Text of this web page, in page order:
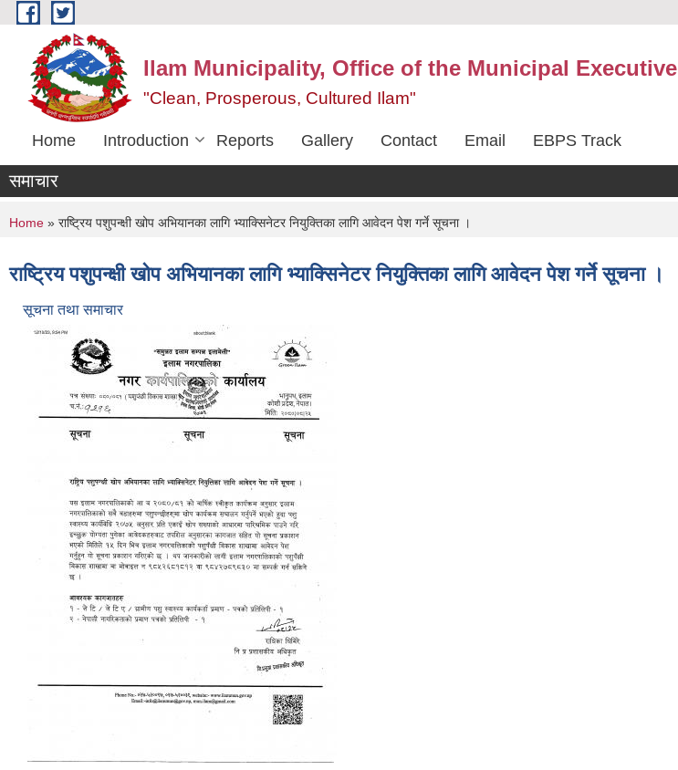
Skip to main content
Ilam Municipality, Office of the Municipal Executive
"Clean, Prosperous, Cultured Ilam"
Home Introduction Reports Gallery Contact Email EBPS Track
समाचार
You are here
Home » राष्ट्रिय पशुपन्क्षी खोप अभियानका लागि भ्याक्सिनेटर नियुक्तिका लागि आवेदन पेश गर्ने सूचना ।
राष्ट्रिय पशुपन्क्षी खोप अभियानका लागि भ्याक्सिनेटर नियुक्तिका लागि आवेदन पेश गर्ने सूचना ।
सूचना तथा समाचार